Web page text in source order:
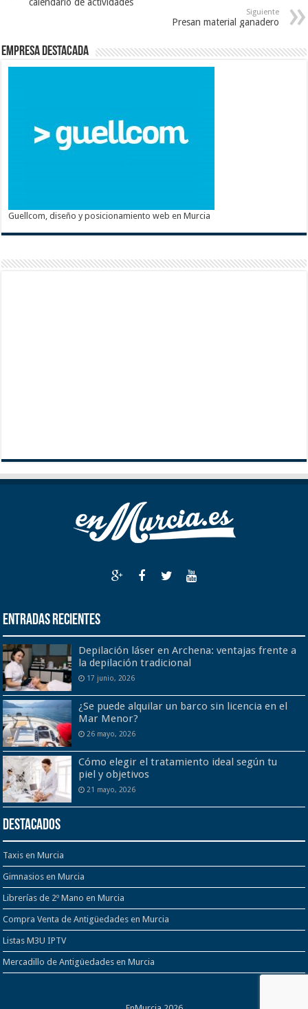
Siguiente
Presan material ganadero
Empresa destacada
Guellcom, diseño y posicionamiento web en Murcia
Entradas recientes
Depilación láser en Archena: ventajas frente a
la depilación tradicional
17 junio, 2026
¿Se puede alquilar un barco sin licencia en el
Mar Menor?
26 mayo, 2026
Cómo elegir el tratamiento ideal según tu
piel y objetivos
21 mayo, 2026
Destacados
Taxis en Murcia
Gimnasios en Murcia
Librerías de 2º Mano en Murcia
Compra Venta de Antigüedades en Murcia
Listas M3U IPTV
Mercadillo de Antigüedades en Murcia